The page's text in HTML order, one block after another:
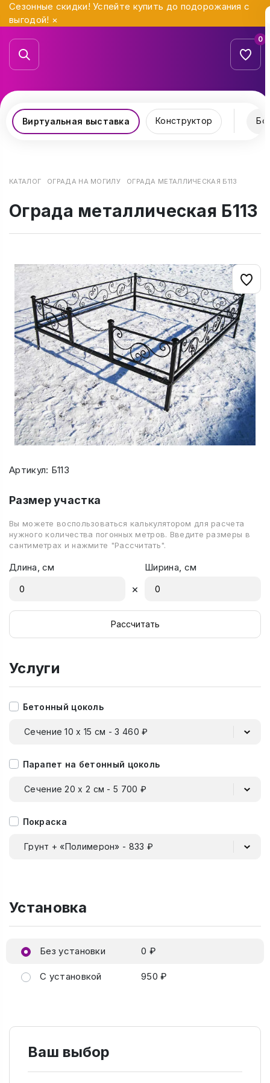
Сезонные скидки! Успейте купить до подорожания с
выгодой! ×
0
Виртуальная выставка Конструктор
КАТАЛОГ ОГРАДА НА МОГИЛУ ОГРАДА МЕТАЛЛИЧЕСКАЯ Б113
Ограда металлическая Б113
Артикул: Б113
Размер участка
Вы можете воспользоваться калькулятором для расчета
нужного количества погонных метров. Введите размеры в
сантиметрах и нажмите "Рассчитать".
Длина, см
×
Ширина, см
Рассчитать
Услуги
Бетонный цоколь
Сечение 10 х 15 см - 3 460 ₽
Парапет на бетонный цоколь
Сечение 20 х 2 см - 5 700 ₽
Покраска
Грунт + «Полимерон» - 833 ₽
Установка
Без установки 0 ₽
С установкой 950 ₽
Ваш выбор